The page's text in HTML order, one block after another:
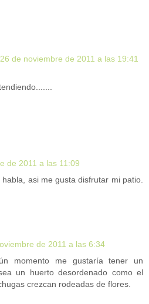
26 de noviembre de 2011 a las 19:41
de 2011 a las 11:09
asi me gusta disfrutar mi patio.
de 2011 a las 6:34
momento me gustaría tener un
un huerto desordenado como el
crezcan rodeadas de flores.